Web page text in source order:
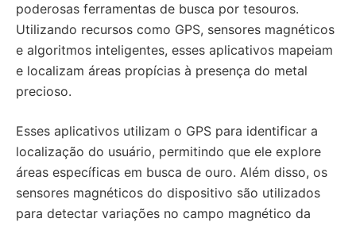
poderosas ferramentas de busca por tesouros.
Utilizando recursos como GPS, sensores magnéticos
e algoritmos inteligentes, esses aplicativos mapeiam
e localizam áreas propícias à presença do metal
precioso.
Esses aplicativos utilizam o GPS para identificar a
localização do usuário, permitindo que ele explore
áreas específicas em busca de ouro. Além disso, os
sensores magnéticos do dispositivo são utilizados
para detectar variações no campo magnético da